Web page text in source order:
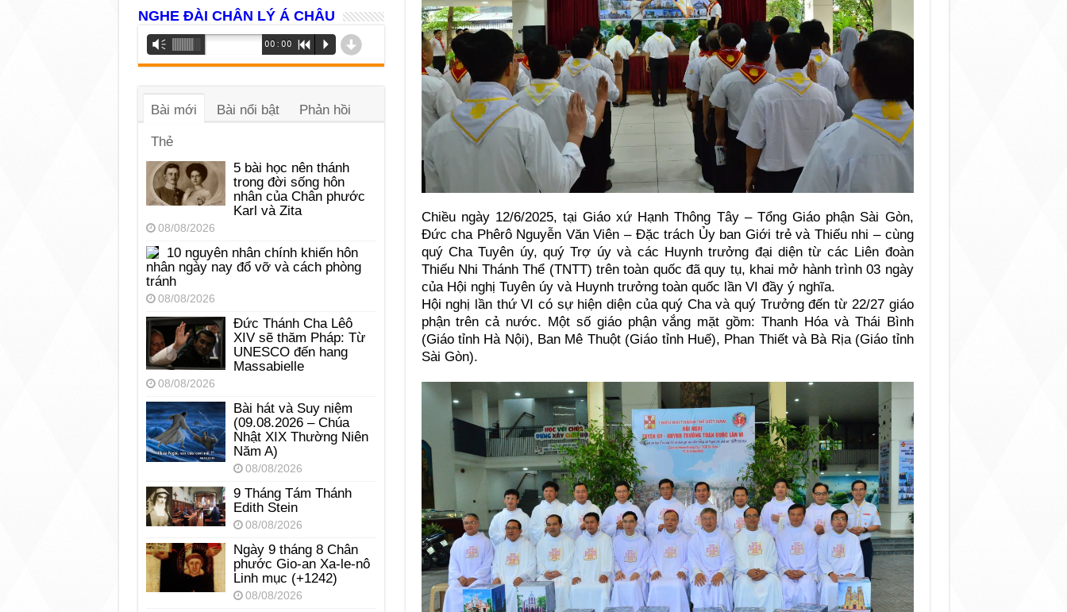
Chiều ngày 12/6/2025, tại Giáo xứ Hạnh Thông Tây – Tổng Giáo phận Sài Gòn,
Đức cha Phêrô Nguyễn Văn Viên – Đặc trách Ủy ban Giới trẻ và Thiếu nhi – cùng
quý Cha Tuyên úy, quý Trợ úy và các Huynh trưởng đại diện từ các Liên đoàn
Thiếu Nhi Thánh Thể (TNTT) trên toàn quốc đã quy tụ, khai mở hành trình 03 ngày
của Hội nghị Tuyên úy và Huynh trưởng toàn quốc lần VI đầy ý nghĩa.
Hội nghị lần thứ VI có sự hiện diện của quý Cha và quý Trưởng đến từ 22/27 giáo
phận trên cả nước. Một số giáo phận vắng mặt gồm: Thanh Hóa và Thái Bình
(Giáo tỉnh Hà Nội), Ban Mê Thuột (Giáo tỉnh Huế), Phan Thiết và Bà Rịa (Giáo tỉnh
Sài Gòn).
NGHE ĐÀI CHÂN LÝ Á CHÂU
Trình
phát
âm
Vm 00:00 R P d
Bài mới Bài nổi bật Phản hồi
Thẻ
5 bài học nên thánh
trong đời sống hôn
nhân của Chân phước
Karl và Zita
08/08/2026
10 nguyên nhân chính khiến hôn
nhân ngày nay đổ vỡ và cách phòng
tránh
08/08/2026
Đức Thánh Cha Lêô
XIV sẽ thăm Pháp: Từ
UNESCO đến hang
Massabielle
08/08/2026
Bài hát và Suy niệm
(09.08.2026 – Chúa
Nhật XIX Thường Niên
Năm A)
08/08/2026
9 Tháng Tám Thánh
Edith Stein
08/08/2026
Ngày 9 tháng 8 Chân
phước Gio-an Xa-le-nô
Linh mục (+1242)
08/08/2026